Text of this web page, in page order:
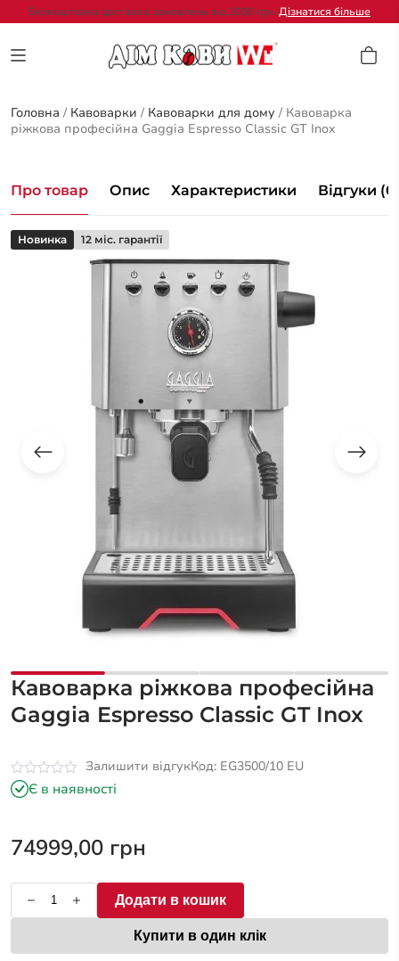
Безкоштовна доставка замовлень від 2000 грн. Дізнатися більше
Головна / Кавоварки / Кавоварки для дому / Кавоварка
ріжкова професійна Gaggia Espresso Classic GT Inox
Про товар Опис Характеристики Відгуки
Новинка 12 міс. гарантії
Кавоварка ріжкова професійна
Gaggia Espresso Classic GT Inox
Оцінено
в
Залишити відгукКод: EG3500/10 EU
Є в наявності
74999,00 грн
Додати в кошик
Купити в один клік